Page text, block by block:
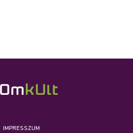
IMPRESSZUM